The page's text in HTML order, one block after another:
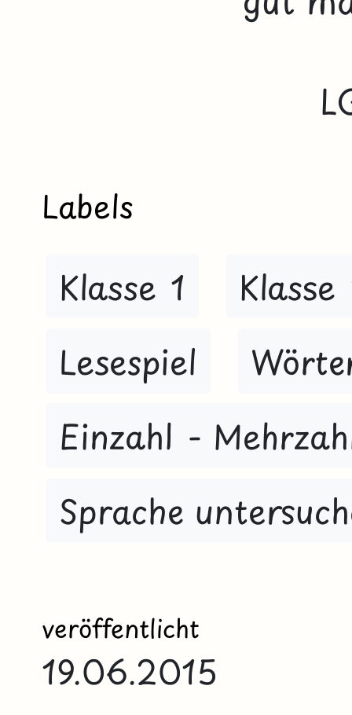
Labels
Klasse 1
Lesespiel
Einzahl -
Sprache
veröffentlicht
19.06.2015